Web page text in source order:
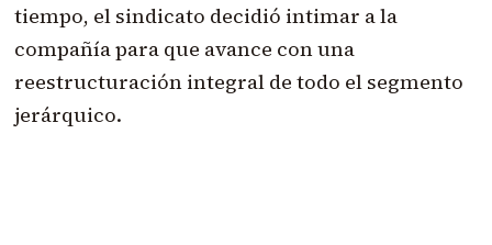
tiempo, el sindicato decidió intimar a la
compañía para que avance con una
reestructuración integral de todo el segmento
jerárquico.